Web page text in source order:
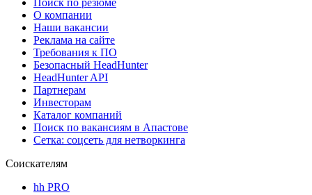
Поиск по резюме
О компании
Наши вакансии
Реклама на сайте
Требования к ПО
Безопасный HeadHunter
HeadHunter API
Партнерам
Инвесторам
Каталог компаний
Поиск по вакансиям в Апастове
Сетка: соцсеть для нетворкинга
Соискателям
hh PRO